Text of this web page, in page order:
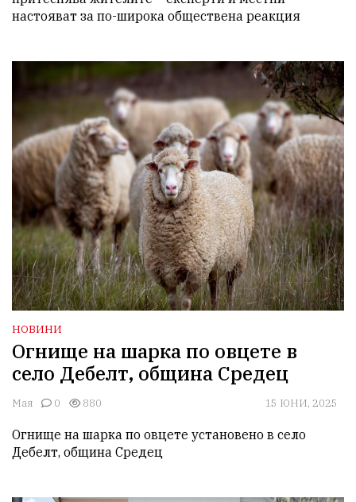
настояват за по-широка обществена реакция
НОВИНИ
Огнище на шарка по овцете в
село Дебелт, община Средец
Мая 0 880 15 ЮНИ, 2025
Огнище на шарка по овцете установено в село
Дебелт, община Средец